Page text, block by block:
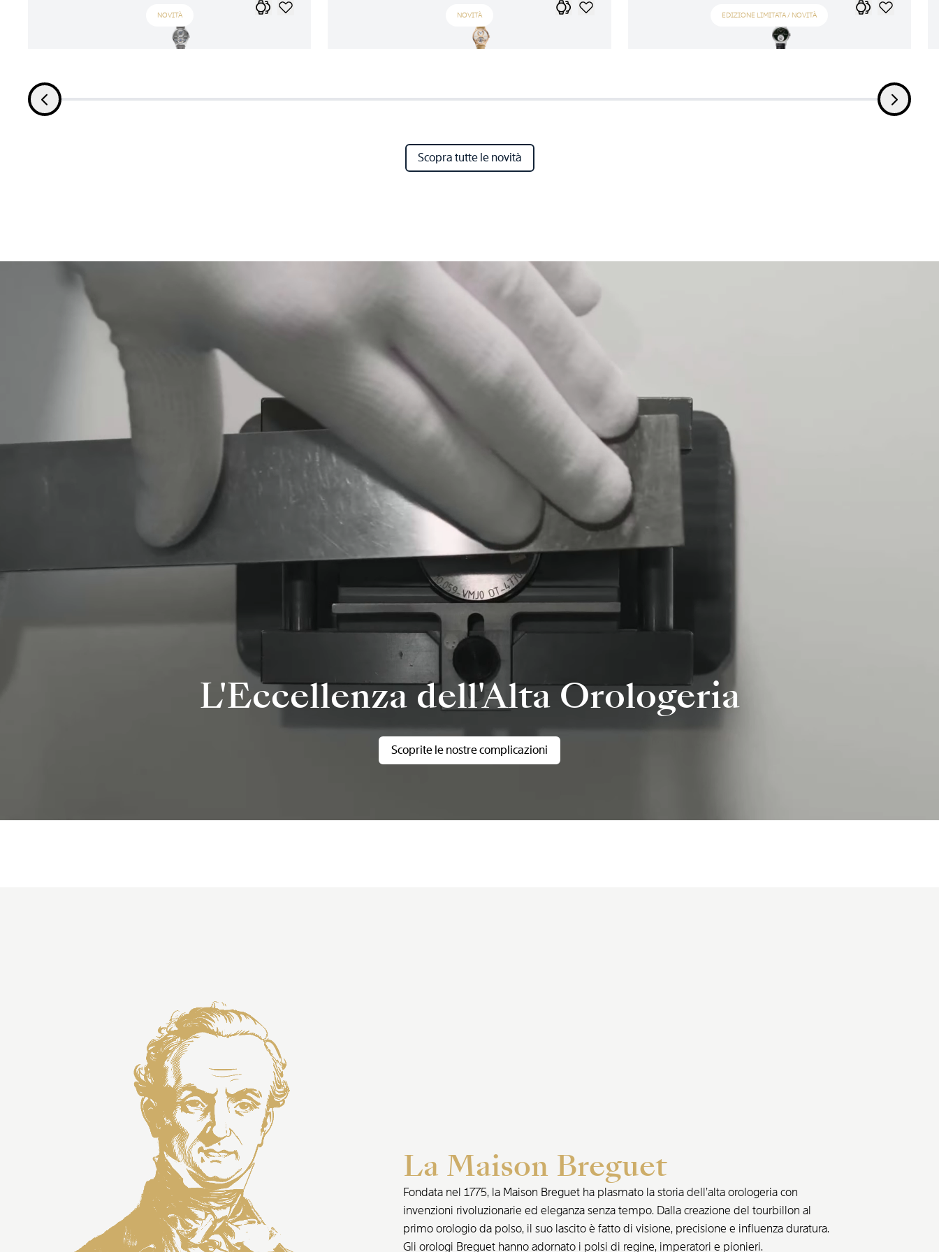
NOVITÀ NOVITÀ EDIZIONE LIMITATA / NOVITÀ
Scopra tutte le novità
L'Eccellenza dell'Alta Orologeria
Scoprite le nostre complicazioni
La Maison Breguet
Fondata nel 1775, la Maison Breguet ha plasmato la storia dell’alta orologeria con
invenzioni rivoluzionarie ed eleganza senza tempo. Dalla creazione del tourbillon al
primo orologio da polso, il suo lascito è fatto di visione, precisione e influenza duratura.
Gli orologi Breguet hanno adornato i polsi di regine, imperatori e pionieri.